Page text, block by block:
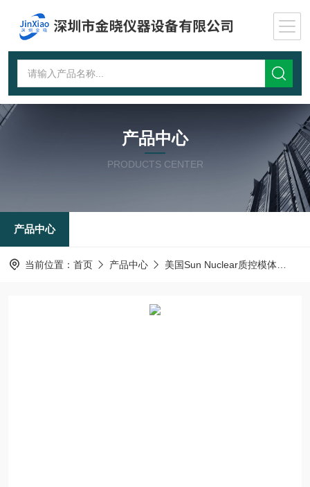
产品中心
PRODUCTS CENTER
产品中心
当前位置： 首页 产品中心 美国Sun Nuclear质控模体